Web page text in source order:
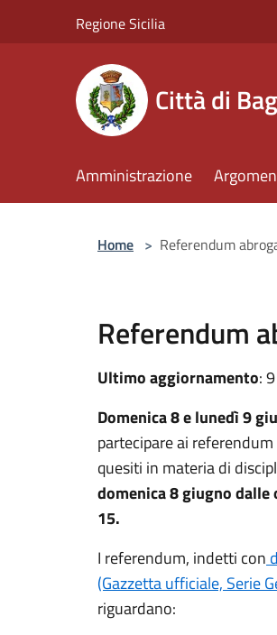
Regione Sicilia
Città di
Amministrazione
Home > Referendum
Referendum
Ultimo aggiornamento:
Domenica 8 e lunedì 9
partecipare ai
quesiti in materia di
domenica 8 giugno dalle
15.
I referendum, indetti con
(Gazzetta ufficiale, Serie
riguardano: